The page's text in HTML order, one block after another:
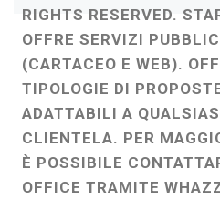
RIGHTS RESERVED.
OFFRE SERVIZI
(CARTACEO E WEB).
TIPOLOGIE DI
ADATTABILI A
CLIENTELA. PER
È POSSIBILE
OFFICE TRAMITE